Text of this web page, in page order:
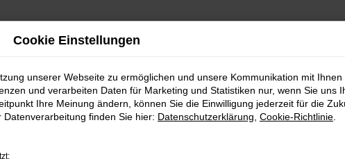
Cookie Einstellungen
unserer Webseite zu ermöglichen und unsere Kommunikation mit Ihnen
und verarbeiten Daten für Marketing und Statistiken nur, wenn Sie uns
Ihre Meinung ändern, können Sie die Einwilligung jederzeit für die
finden Sie hier: Datenschutzerklärung Cookie-Richtlinie